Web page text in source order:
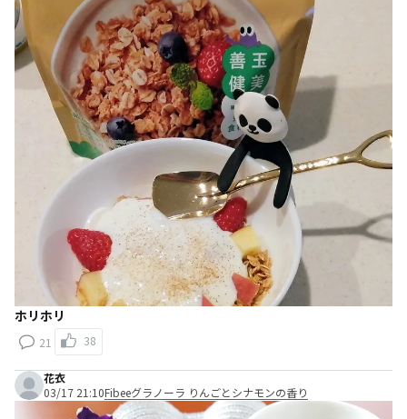
ホリホリ
21 38
花衣
03/17 21:10Fibeeグラノーラ りんごとシナモンの香り